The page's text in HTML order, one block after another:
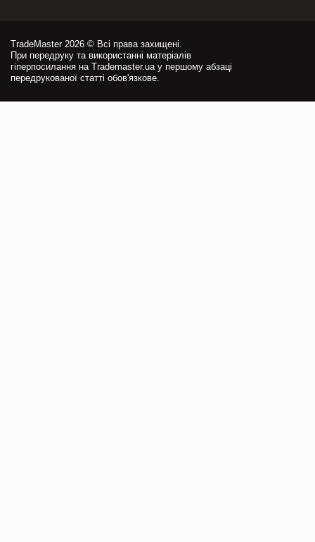
TradeMaster 2026 © Всі права захищені.
При передруку та використанні матеріалів
гіперпосилання на Trademaster.ua у першому абзаці
передрукованої статті обов'язкове.